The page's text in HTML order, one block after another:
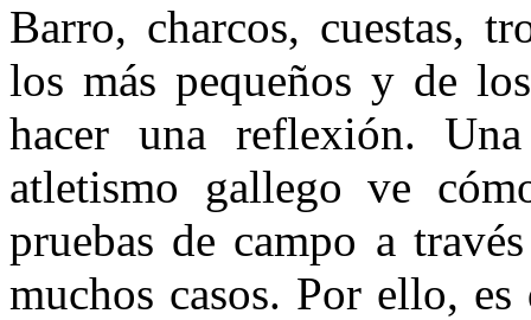
Barro, charcos, cuestas,
los más pequeños y de
hacer una reflexión.
atletismo gallego ve
pruebas de campo a
muchos casos. Por ello,